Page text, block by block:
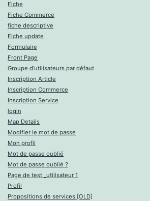
Fiche
Fiche Commerce
fiche descriptive
Fiche update
Formulaire
Front Page
Groupe d’utilisateurs par défaut
Inscription Article
Inscription Commerce
Inscription Service
login
Map Details
Modifier le mot de passe
Mon profil
Mot de passe oublié
Mot de passe oublié ?
Page de test _utilisateur 1
Profil
Propositions de services [OLD]